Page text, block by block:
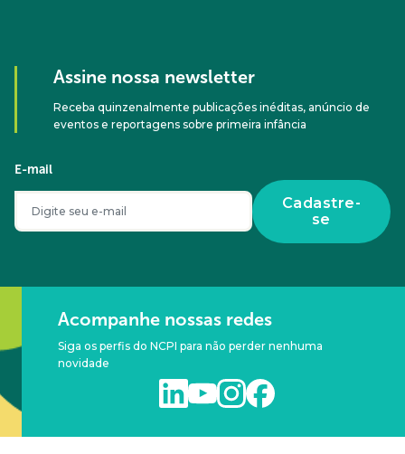
Assine nossa newsletter
Receba quinzenalmente publicações inéditas, anúncio de
eventos e reportagens sobre primeira infância
E-mail
Cadastre-
se
Acompanhe nossas redes
Siga os perfis do NCPI para não perder nenhuma
novidade